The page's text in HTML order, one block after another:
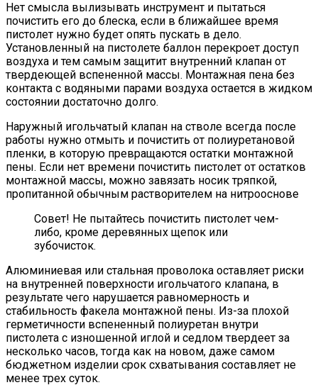
Нет смысла вылизывать инструмент и пытаться
почистить его до блеска, если в ближайшее время
пистолет нужно будет опять пускать в дело.
Установленный на пистолете баллон перекроет доступ
воздуха и тем самым защитит внутренний клапан от
твердеющей вспененной массы. Монтажная пена без
контакта с водяными парами воздуха остается в жидком
состоянии достаточно долго.
Наружный игольчатый клапан на стволе всегда после
работы нужно отмыть и почистить от полиуретановой
пленки, в которую превращаются остатки монтажной
пены. Если нет времени почистить пистолет от остатков
монтажной массы, можно завязать носик тряпкой,
пропитанной обычным растворителем на нитрооснове
Совет! Не пытайтесь почистить пистолет чем-
либо, кроме деревянных щепок или
зубочисток.
Алюминиевая или стальная проволока оставляет риски
на внутренней поверхности игольчатого клапана, в
результате чего нарушается равномерность и
стабильность факела монтажной пены. Из-за плохой
герметичности вспененный полиуретан внутри
пистолета с изношенной иглой и седлом твердеет за
несколько часов, тогда как на новом, даже самом
бюджетном изделии срок схватывания составляет не
менее трех суток.